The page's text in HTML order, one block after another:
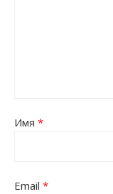
Имя *
Email *